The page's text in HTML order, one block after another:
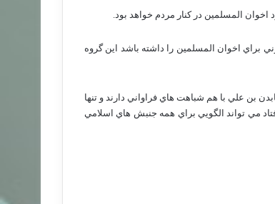
المسلمين در کنار مردم خواهد بود.
اخوان المسلمين را داشته باشد اين گروه
بن علي با هم شباهت هاي فراواني دارند و تنها
مي تواند الگويي براي همه جنبش هاي اسلامي